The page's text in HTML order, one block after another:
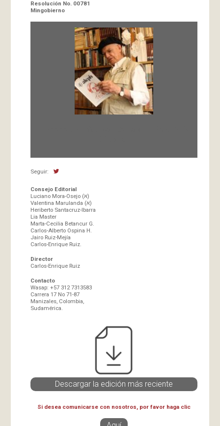
Resolución No. 00781
Mingobierno
Seguir:
Consejo Editorial
Luciano Mora-Osejo (א)
Valentina Marulanda (א)
Heriberto Santacruz-Ibarra
Lia Master
Marta-Cecilia Betancur G.
Carlos-Alberto Ospina H.
Jairo Ruiz-Mejía
Carlos-Enrique Ruiz.
Director
Carlos-Enrique Ruiz
Contacto
Wasap: +57 312 7313583
Carrera 17 No 71-87
Manizales, Colombia,
Sudamérica.
Descargar la edición más reciente
Si desea comunicarse con nosotros, por favor haga clic